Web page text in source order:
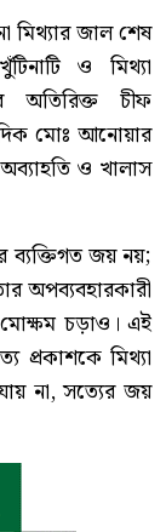
মিথ্যার জাল শেষ
ও মিথ্যা
অতিরিক্ত চীফ
মোঃ আনোয়ার
ও খালাস
ব্যক্তিগত জয় নয়;
অপব্যবহারকারী
চড়াও। এই
প্রকাশকে মিথ্যা
না, সত্যের জয়